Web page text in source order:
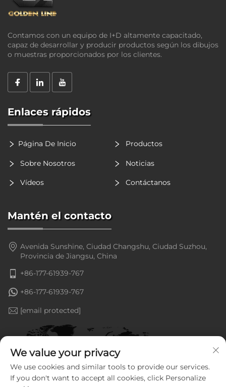
Contamos con un equipo de I+D altamente capacitado,
capaz de desarrollar y producir productos según los dibujos
o muestras proporcionados por los clientes.
Enlaces rápidos
Página De Inicio Productos
Sobre Nosotros Noticias
Vídeos Contáctanos
Mantén el contacto
Avenida Sunshine, Ciudad Changshu, Ciudad Suzhou,
Provincia de Jiangsu, China
+86-177-61939-767
+86-177-61939-767
[email protected]
We value your privacy
We use cookies and similar tools to provide our services.
If you don't want to accept all cookies, click Personalize